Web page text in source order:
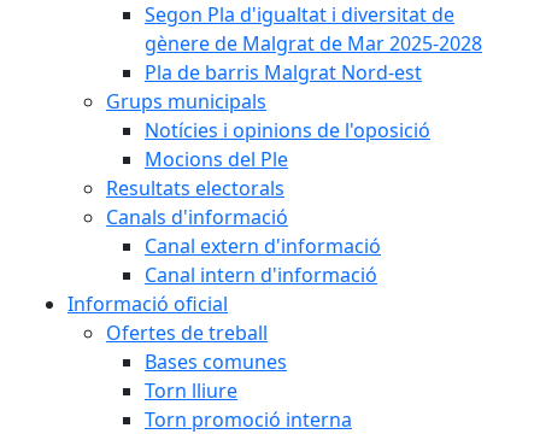
Segon Pla d'igualtat i diversitat de
gènere de Malgrat de Mar 2025-2028
Pla de barris Malgrat Nord-est
Grups municipals
Notícies i opinions de l'oposició
Mocions del Ple
Resultats electorals
Canals d'informació
Canal extern d'informació
Canal intern d'informació
Informació oficial
Ofertes de treball
Bases comunes
Torn lliure
Torn promoció interna